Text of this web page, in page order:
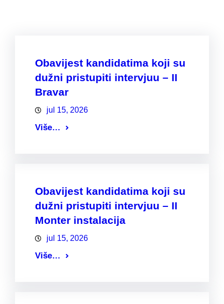
Obavijest kandidatima koji su
dužni pristupiti intervjuu – II
Bravar
jul 15, 2026
Više…
Obavijest kandidatima koji su
dužni pristupiti intervjuu – II
Monter instalacija
jul 15, 2026
Više…